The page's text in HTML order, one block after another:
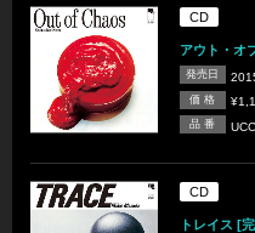
CD
アウト・オ
発売日
価 格
品 番
CD
トレイス [